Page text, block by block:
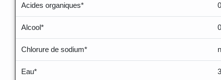
Acides organiques*
Alcool*
Chlorure de sodium*
Eau*